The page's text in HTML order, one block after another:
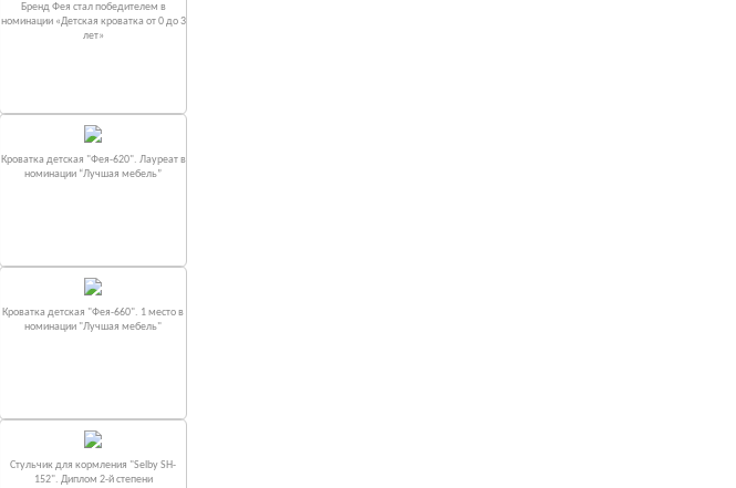
Бренд Фея стал победителем в
номинации «Детская кроватка от 0 до 3
лет»
Кроватка детская "Фея-620". Лауреат в
номинации “Лучшая мебель”
Кроватка детская "Фея-660". 1 место в
номинации "Лучшая мебель"
Стульчик для кормления "Selby SH-
152". Диплом 2-й степени